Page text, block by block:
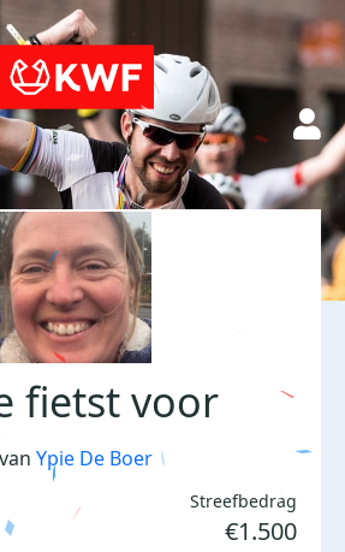
fietst voor
van Ypie De Boer
Streefbedrag
€1.500